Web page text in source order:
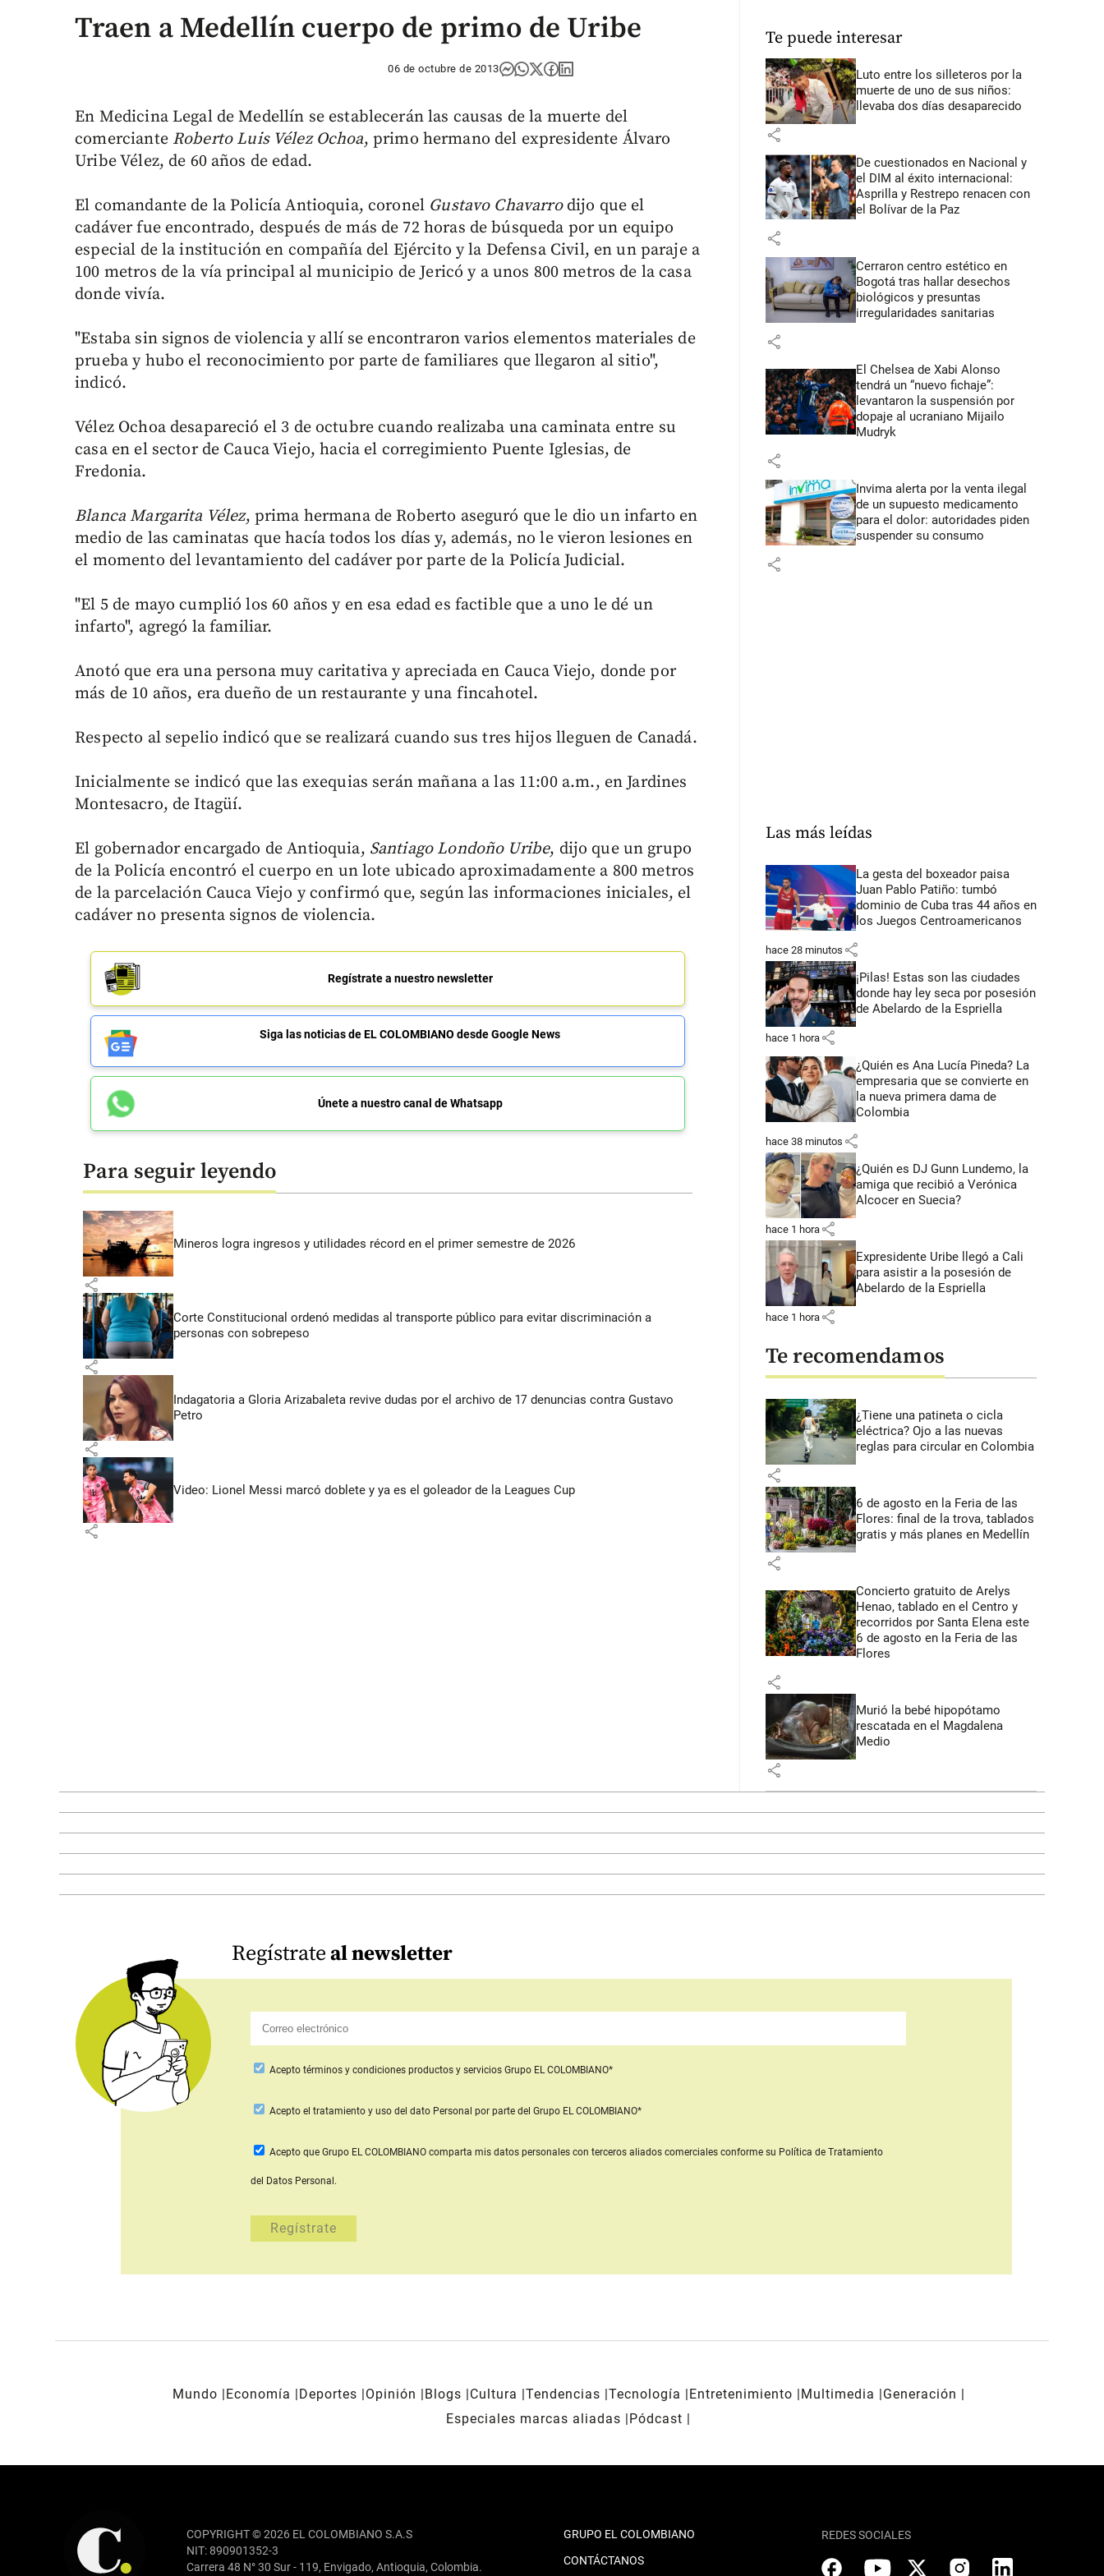
Traen a Medellín cuerpo de primo de Uribe
06 de octubre de 2013
En Medicina Legal de Medellín se establecerán las causas de la muerte del
comerciante Roberto Luis Vélez Ochoa, primo hermano del expresidente Álvaro
Uribe Vélez, de 60 años de edad.
El comandante de la Policía Antioquia, coronel Gustavo Chavarrodijo que el
cadáver fue encontrado, después de más de 72 horas de búsqueda por un equipo
especial de la institución en compañía del Ejército y la Defensa Civil, en un paraje a
100 metros de la vía principal al municipio de Jericó y a unos 800 metros de la casa
donde vivía.
"Estaba sin signos de violencia y allí se encontraron varios elementos materiales de
prueba y hubo el reconocimiento por parte de familiares que llegaron al sitio",
indicó.
Vélez Ochoa desapareció el 3 de octubre cuando realizaba una caminata entre su
casa en el sector de Cauca Viejo, hacia el corregimiento Puente Iglesias, de
Fredonia.
Blanca Margarita Vélez, prima hermana de Roberto aseguró que le dio un infarto en
medio de las caminatas que hacía todos los días y, además, no le vieron lesiones en
el momento del levantamiento del cadáver por parte de la Policía Judicial.
"El 5 de mayo cumplió los 60 años y en esa edad es factible que a uno le dé un
infarto", agregó la familiar.
Anotó que era una persona muy caritativa y apreciada en Cauca Viejo, donde por
más de 10 años, era dueño de un restaurante y una fincahotel.
Respecto al sepelio indicó que se realizará cuando sus tres hijos lleguen de Canadá.
Inicialmente se indicó que las exequias serán mañana a las 11:00 a.m., en Jardines
Montesacro, de Itagüí.
El gobernador encargado de Antioquia, Santiago Londoño Uribe, dijo que un grupo
de la Policía encontró el cuerpo en un lote ubicado aproximadamente a 800 metros
de la parcelación Cauca Viejo y confirmó que, según las informaciones iniciales, el
cadáver no presenta signos de violencia.
Regístrate a nuestro newsletter
Siga las noticias de EL COLOMBIANO desde Google News
Únete a nuestro canal de Whatsapp
Para seguir leyendo
Mineros logra ingresos y utilidades récord en el primer semestre de 2026
share
Corte Constitucional ordenó medidas al transporte público para evitar discriminación a
personas con sobrepeso
share
Indagatoria a Gloria Arizabaleta revive dudas por el archivo de 17 denuncias contra Gustavo
Petro
share
Video: Lionel Messi marcó doblete y ya es el goleador de la Leagues Cup
share
Te puede interesar
Luto entre los silleteros por la
muerte de uno de sus niños:
llevaba dos días desaparecido
share
De cuestionados en Nacional y
el DIM al éxito internacional:
Asprilla y Restrepo renacen con
el Bolívar de la Paz
share
Cerraron centro estético en
Bogotá tras hallar desechos
biológicos y presuntas
irregularidades sanitarias
share
El Chelsea de Xabi Alonso
tendrá un “nuevo fichaje”:
levantaron la suspensión por
dopaje al ucraniano Mijailo
Mudryk
share
Invima alerta por la venta ilegal
de un supuesto medicamento
para el dolor: autoridades piden
suspender su consumo
share
Las más leídas
La gesta del boxeador paisa
Juan Pablo Patiño: tumbó
dominio de Cuba tras 44 años en
los Juegos Centroamericanos
hace 28 minutos share
¡Pilas! Estas son las ciudades
donde hay ley seca por posesión
de Abelardo de la Espriella
hace 1 hora share
¿Quién es Ana Lucía Pineda? La
empresaria que se convierte en
la nueva primera dama de
Colombia
hace 38 minutos share
¿Quién es DJ Gunn Lundemo, la
amiga que recibió a Verónica
Alcocer en Suecia?
hace 1 hora share
Expresidente Uribe llegó a Cali
para asistir a la posesión de
Abelardo de la Espriella
hace 1 hora share
Te recomendamos
¿Tiene una patineta o cicla
eléctrica? Ojo a las nuevas
reglas para circular en Colombia
share
6 de agosto en la Feria de las
Flores: final de la trova, tablados
gratis y más planes en Medellín
share
Concierto gratuito de Arelys
Henao, tablado en el Centro y
recorridos por Santa Elena este
6 de agosto en la Feria de las
Flores
share
Murió la bebé hipopótamo
rescatada en el Magdalena
Medio
share
Regístrateal newsletter
Acepto términos y condiciones productos y servicios Grupo EL COLOMBIANO*
Aceptoel tratamiento y uso del dato Personal por parte del Grupo EL COLOMBIANO*
Acepto que Grupo EL COLOMBIANO comparta mis datos personales con terceros aliados comercialesconforme su Política de Tratamiento
del Datos Personal.
Mundo Economía Deportes Opinión Blogs Cultura Tendencias Tecnología Entretenimiento Multimedia
Generación
Especiales marcas aliadas
Pódcast
COPYRIGHT © 2026 EL COLOMBIANO S.A.S
NIT: 890901352-3
Carrera 48 N° 30 Sur - 119, Envigado, Antioquia, Colombia.
GRUPO EL COLOMBIANO
CONTÁCTANOS
REDES SOCIALES